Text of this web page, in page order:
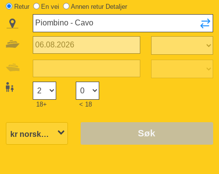
Retur En vei Annen retur Detaljer
18+ < 18
Søk